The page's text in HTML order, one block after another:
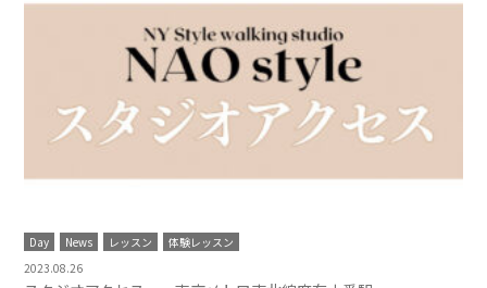
Day News レッスン
体験レッスン
2023.08.26